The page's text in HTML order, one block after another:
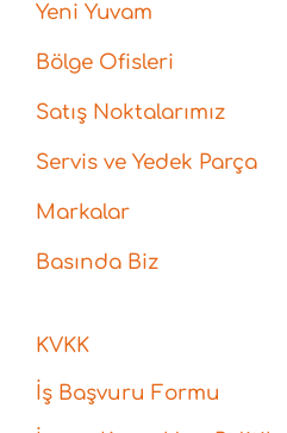
Yeni Yuvam
Bölge Ofisleri
Satış Noktalarımız
Servis ve Yedek Parça
Markalar
Basında Biz
KVKK
İş Başvuru Formu